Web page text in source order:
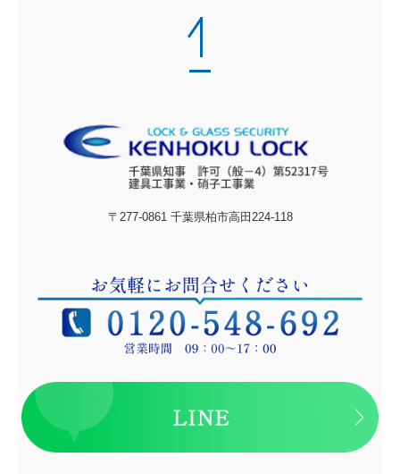
〒277-0861 千葉県柏市高田224-118